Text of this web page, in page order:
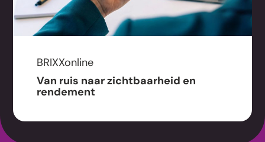
BRIXXonline
Van ruis naar zichtbaarheid en
rendement